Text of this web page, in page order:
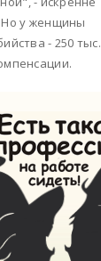
Но у женщины
- 250 тыс.